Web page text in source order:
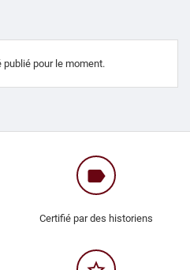
publié pour le moment.
label
Certifié par des historiens